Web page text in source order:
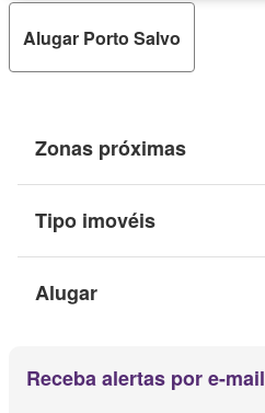
Alugar Porto Salvo
Zonas próximas
Tipo imovéis
Alugar
Receba alertas por e-mail